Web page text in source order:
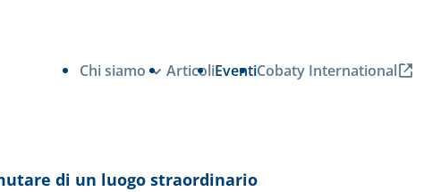
Chi siamo ArticoliEventiCobaty International
di un luogo straordinario